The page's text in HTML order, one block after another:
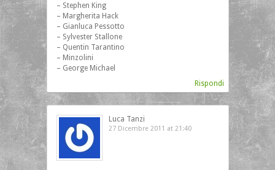
– Stephen King
– Margherita Hack
– Gianluca Pessotto
– Sylvester Stallone
– Quentin Tarantino
– Minzolini
– George Michael
Rispondi
Luca Tanzi
27 Dicembre 2011 at 21:40